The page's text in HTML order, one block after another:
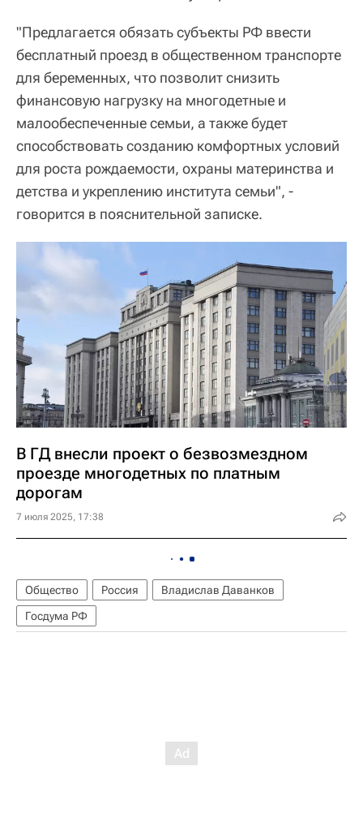
"Предлагается обязать субъекты РФ ввести
бесплатный проезд в общественном транспорте
для беременных, что позволит снизить
финансовую нагрузку на многодетные и
малообеспеченные семьи, а также будет
способствовать созданию комфортных условий
для роста рождаемости, охраны материнства и
детства и укреплению института семьи", -
говорится в пояснительной записке.
В ГД внесли проект о безвозмездном
проезде многодетных по платным
дорогам
7 июля 2025, 17:38
Общество Россия
Владислав Даванков
Госдума РФ